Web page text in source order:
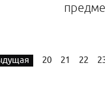
20 21 22